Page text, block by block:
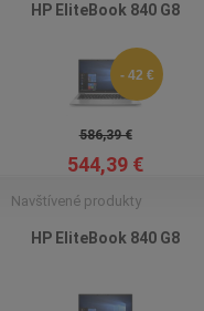
HP EliteBook 840 G8
- 42 €
586,39 €
544,39 €
Navštívené produkty
HP EliteBook 840 G8